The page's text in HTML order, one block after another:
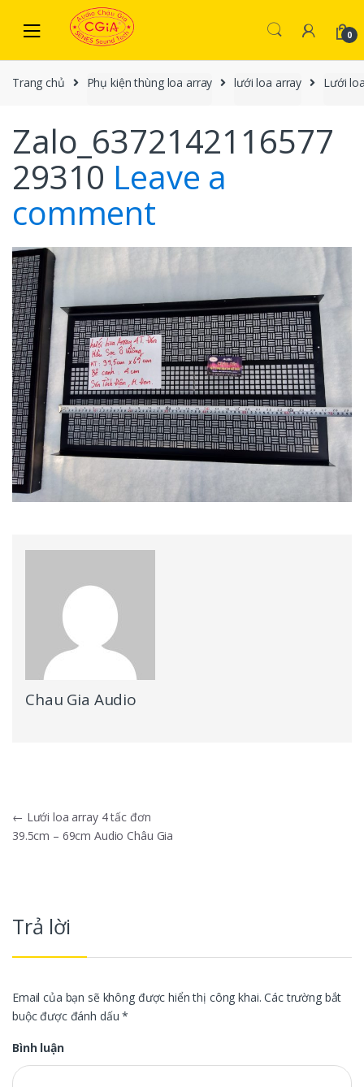
Skip to navigation
0
Trang chủ Phụ kiện thùng loa array lưới loa array Lưới
Zalo_6372142116577
29310 Leave a
comment
Chau Gia Audio
Điều hướng bài viết
← Lưới loa array 4 tấc đơn
39.5cm – 69cm Audio Châu Gia
Trả lời
Email của bạn sẽ không được hiển thị công khai. Các trường bắt
buộc được đánh dấu*
Bình luận